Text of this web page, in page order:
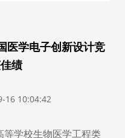
医学电子创新设计竞
绩
16 10:04:42
学校生物医学工程类